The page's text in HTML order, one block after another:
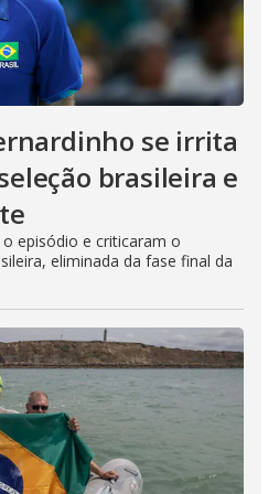
se irrita
brasileira e
episódio e criticaram o
eliminada da fase final da